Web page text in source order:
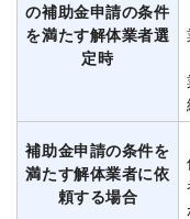
の補助金申請の条件
を満たす解体業者選
定時
補助金申請の条件を
満たす解体業者に依
頼する場合